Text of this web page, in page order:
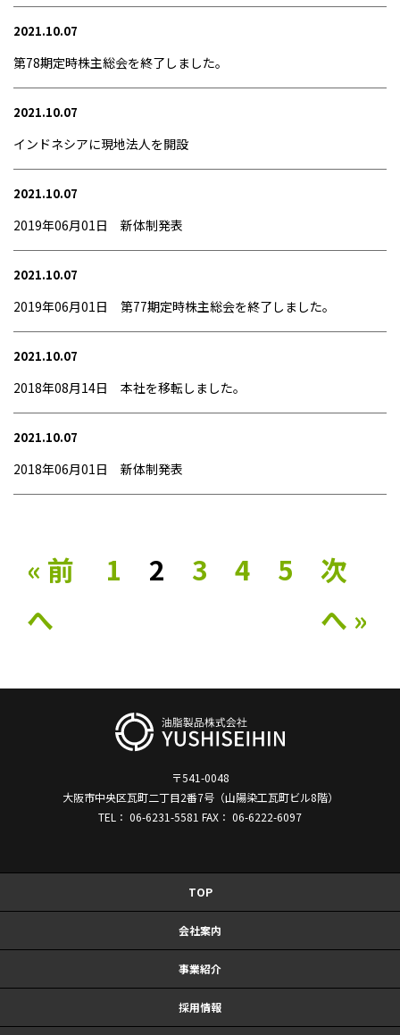
2021.10.07
第78期定時株主総会を終了しました。
2021.10.07
インドネシアに現地法人を開設
2021.10.07
2019年06月01日 新体制発表
2021.10.07
2019年06月01日 第77期定時株主総会を終了しました。
2021.10.07
2018年08月14日 本社を移転しました。
2021.10.07
2018年06月01日 新体制発表
« 前
へ
1 2 3 4 5
次
へ »
〒541-0048
大阪市中央区瓦町二丁目2番7号（山陽染工瓦町ビル8階）
TEL： 06-6231-5581 FAX： 06-6222-6097
TOP
会社案内
事業紹介
採用情報